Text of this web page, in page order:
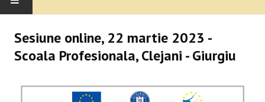
MEMBRI
Membri locali
Sesiune online, 22 martie 2023 -
Scoala Profesionala, Clejani - Giurgiu